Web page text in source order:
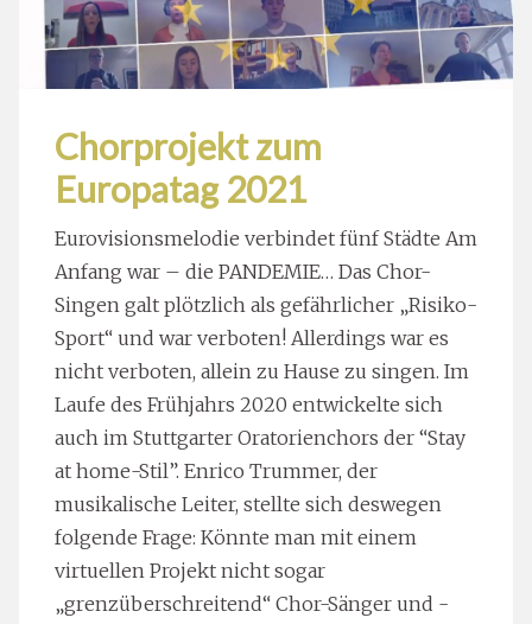
Chorprojekt zum
Europatag 2021
Eurovisionsmelodie verbindet fünf Städte Am
Anfang war – die PANDEMIE… Das Chor-
Singen galt plötzlich als gefährlicher „Risiko-
Sport“ und war verboten! Allerdings war es
nicht verboten, allein zu Hause zu singen. Im
Laufe des Frühjahrs 2020 entwickelte sich
auch im Stuttgarter Oratorienchors der “Stay
at home-Stil”. Enrico Trummer, der
musikalische Leiter, stellte sich deswegen
folgende Frage: Könnte man mit einem
virtuellen Projekt nicht sogar
„grenzüberschreitend“ Chor-Sänger und -